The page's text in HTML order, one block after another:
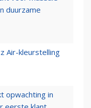
duurzame
Air-kleurstelling
opwachting in